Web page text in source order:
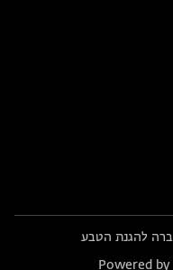
Powered by